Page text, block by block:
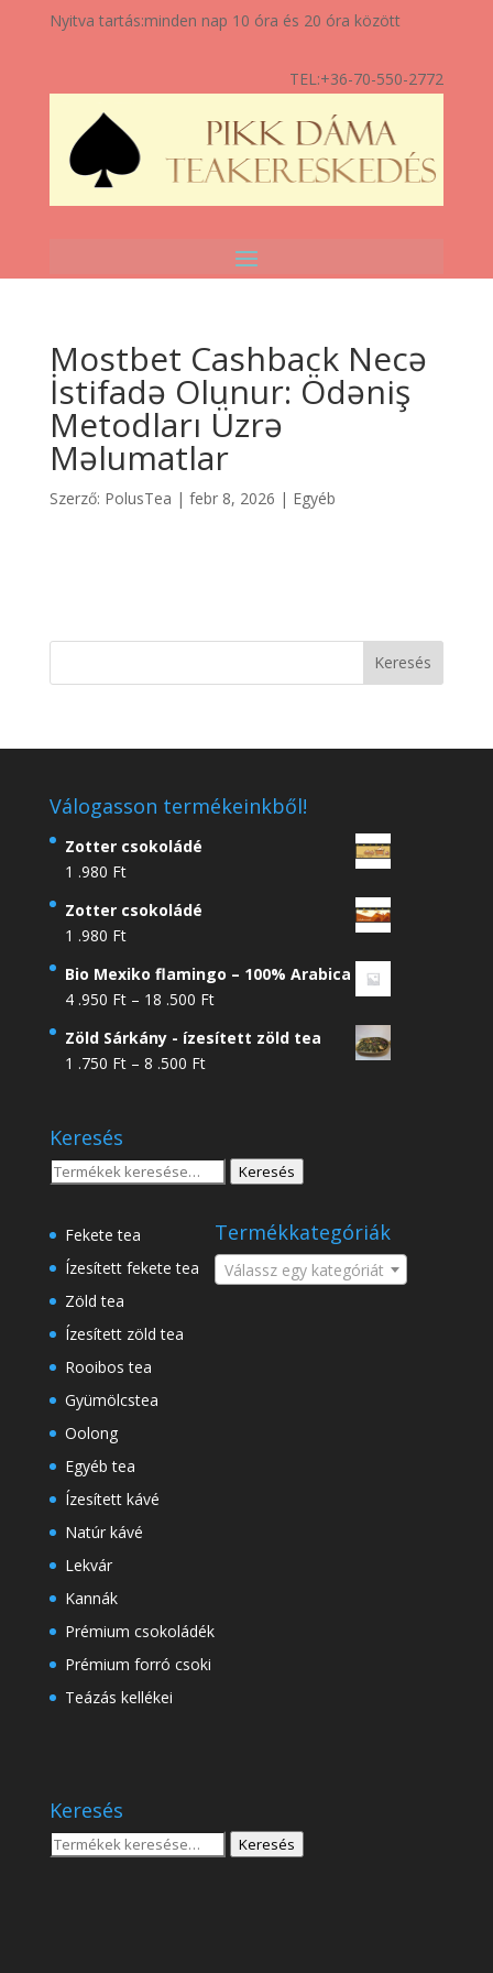
Nyitva tartás:minden nap 10 óra és 20 óra között
TEL:+36-70-550-2772
Mostbet Cashback Necə
İstifadə Olunur: Ödəniş
Metodları Üzrə
Məlumatlar
Szerző: PolusTea | febr 8, 2026 | Egyéb
Válogasson termékeinkből!
Zotter csokoládé
1 .980 Ft
Zotter csokoládé
1 .980 Ft
Bio Mexiko flamingo – 100% Arabica
4 .950 Ft – 18 .500 FtÁrtartomány:
.950 Ft
Zöld Sárkány - ízesített zöld tea
1 .750 Ft – 8 .500 FtÁrtartomány:
8
.500 Ft
Keresés
Keresés
Keresés
Fekete tea
Ízesített fekete tea
Zöld tea
Ízesített zöld tea
Rooibos tea
Gyümölcstea
Oolong
Egyéb tea
Ízesített kávé
Natúr kávé
Lekvár
Kannák
Prémium csokoládék
Prémium forró csoki
Teázás kellékei
Termékkategóriák
Válassz egy kategóriát
Keresés
Keresés
Keresés